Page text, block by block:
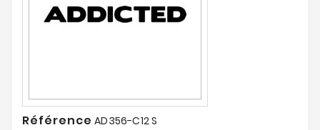
Référence AD356-C12 S